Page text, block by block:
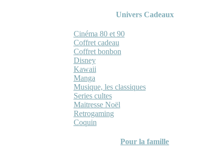
Univers Cadeaux
Cinéma 80 et 90
Coffret cadeau
Coffret bonbon
Disney
Kawaii
Manga
Musique, les classiques
Series cultes
Maitresse Noël
Retrogaming
Coquin
Pour la famille